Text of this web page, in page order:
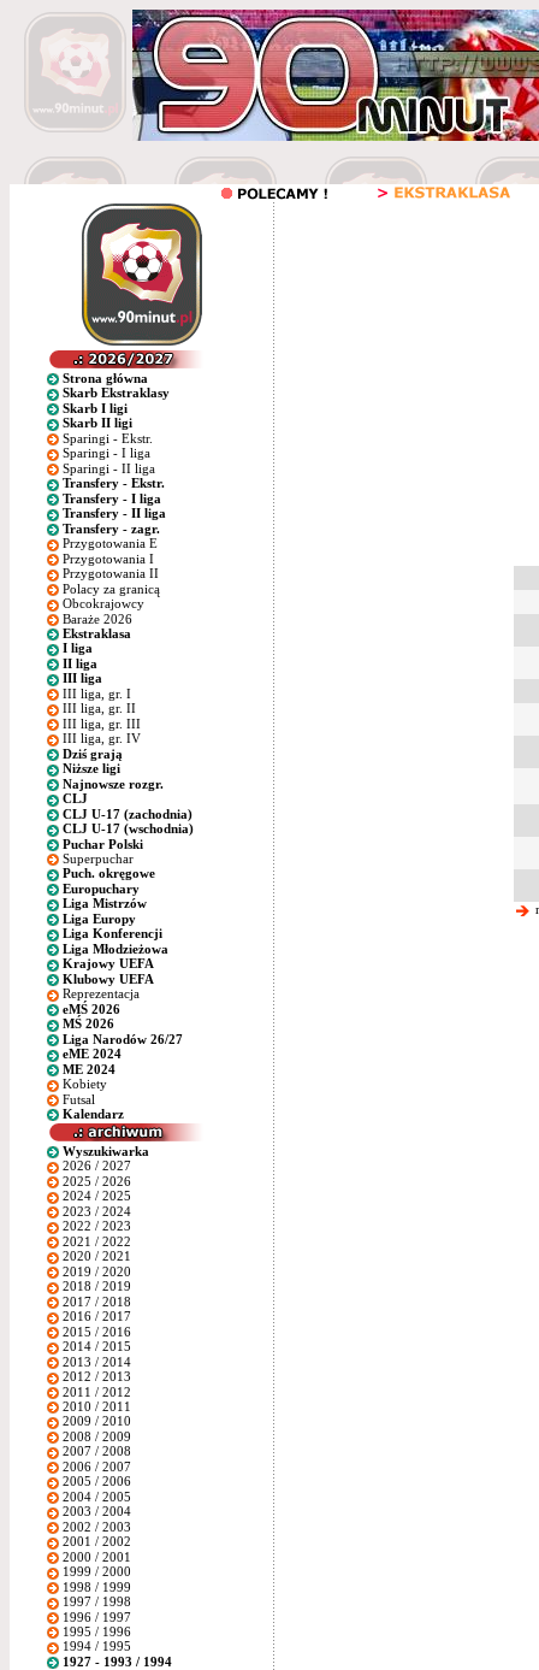
Strona główna
Skarb Ekstraklasy
Skarb I ligi
Skarb II ligi
Sparingi - Ekstr.
Sparingi - I liga
Sparingi - II liga
Transfery - Ekstr.
Transfery - I liga
Transfery - II liga
Transfery - zagr.
Przygotowania E
Przygotowania I
Przygotowania II
Polacy za granicą
Obcokrajowcy
Baraże 2026
Ekstraklasa
I liga
II liga
III liga
III liga, gr. I
III liga, gr. II
III liga, gr. III
III liga, gr. IV
Dziś grają
Niższe ligi
Najnowsze rozgr.
CLJ
CLJ U-17 (zachodnia)
CLJ U-17 (wschodnia)
Puchar Polski
Superpuchar
Puch. okręgowe
Europuchary
Liga Mistrzów
Liga Europy
Liga Konferencji
Liga Młodzieżowa
Krajowy UEFA
Klubowy UEFA
Reprezentacja
eMŚ 2026
MŚ 2026
Liga Narodów 26/27
eME 2024
ME 2024
Kobiety
Futsal
Kalendarz
Wyszukiwarka
2026 / 2027
2025 / 2026
2024 / 2025
2023 / 2024
2022 / 2023
2021 / 2022
2020 / 2021
2019 / 2020
2018 / 2019
2017 / 2018
2016 / 2017
2015 / 2016
2014 / 2015
2013 / 2014
2012 / 2013
2011 / 2012
2010 / 2011
2009 / 2010
2008 / 2009
2007 / 2008
2006 / 2007
2005 / 2006
2004 / 2005
2003 / 2004
2002 / 2003
2001 / 2002
2000 / 2001
1999 / 2000
1998 / 1999
1997 / 1998
1996 / 1997
1995 / 1996
1994 / 1995
1927 - 1993 / 1994